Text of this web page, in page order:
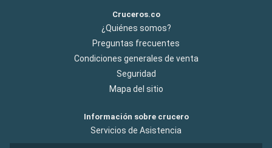
Cruceros.co
¿Quiénes somos?
Preguntas frecuentes
Condiciones generales de venta
Seguridad
Mapa del sitio
Información sobre crucero
Servicios de Asistencia